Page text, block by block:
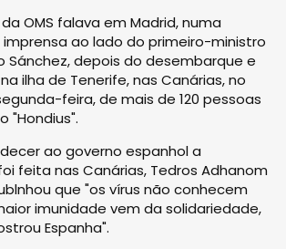
OMS falava em Madrid, numa
ao lado do primeiro-ministro
Sánchez, depois do desembarque e
ilha de Tenerife, nas Canárias, no
feira, de mais de 120 pessoas
"Hondius".
ao governo espanhol a
feita nas Canárias, Tedros Adhanom
que "os vírus não conhecem
imunidade vem da solidariedade,
Espanha".